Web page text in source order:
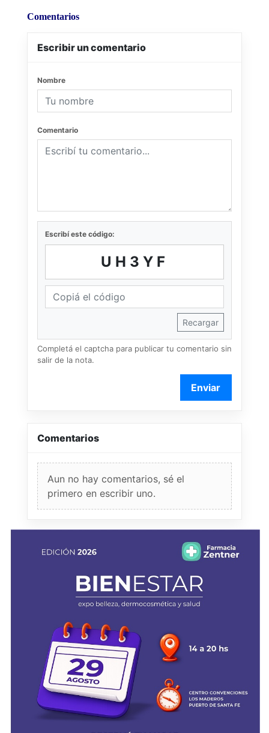
Comentarios
Escribir un comentario
Nombre
Comentario
Escribí este código:
UH3YF
Recargar
Completá el captcha para publicar tu comentario sin
salir de la nota.
Enviar
Comentarios
Aun no hay comentarios, sé el
primero en escribir uno.